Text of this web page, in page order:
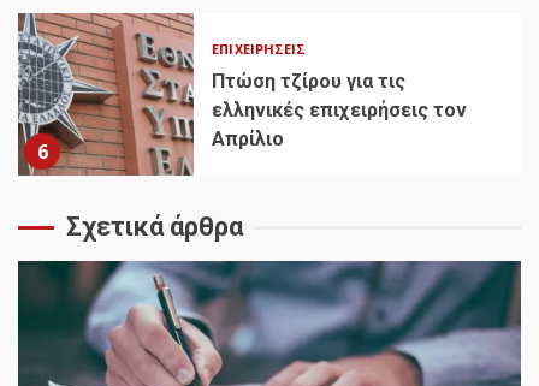
6
ΕΠΙΧΕΙΡΉΣΕΙΣ
Πτώση τζίρου για τις
ελληνικές επιχειρήσεις τον
Απρίλιο
Σχετικά άρθρα